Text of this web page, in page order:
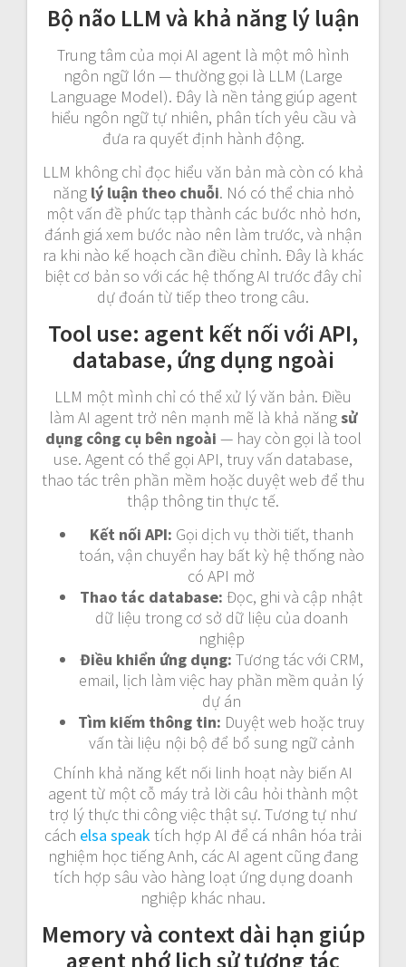
Bộ não LLM và khả năng lý luận
Trung tâm của mọi AI agent là một mô hình
ngôn ngữ lớn — thường gọi là LLM (Large
Language Model). Đây là nền tảng giúp agent
hiểu ngôn ngữ tự nhiên, phân tích yêu cầu và
đưa ra quyết định hành động.
LLM không chỉ đọc hiểu văn bản mà còn có khả
năng lý luận theo chuỗi. Nó có thể chia nhỏ
một vấn đề phức tạp thành các bước nhỏ hơn,
đánh giá xem bước nào nên làm trước, và nhận
ra khi nào kế hoạch cần điều chỉnh. Đây là khác
biệt cơ bản so với các hệ thống AI trước đây chỉ
dự đoán từ tiếp theo trong câu.
Tool use: agent kết nối với API,
database, ứng dụng ngoài
LLM một mình chỉ có thể xử lý văn bản. Điều
làm AI agent trở nên mạnh mẽ là khả năngsử
dụng công cụ bên ngoài — hay còn gọi là tool
use. Agent có thể gọi API, truy vấn database,
thao tác trên phần mềm hoặc duyệt web để thu
thập thông tin thực tế.
Kết nối API: Gọi dịch vụ thời tiết, thanh
toán, vận chuyển hay bất kỳ hệ thống nào
có API mở
Thao tác database: Đọc, ghi và cập nhật
dữ liệu trong cơ sở dữ liệu của doanh
nghiệp
Điều khiển ứng dụng: Tương tác với CRM,
email, lịch làm việc hay phần mềm quản lý
dự án
Tìm kiếm thông tin: Duyệt web hoặc truy
vấn tài liệu nội bộ để bổ sung ngữ cảnh
Chính khả năng kết nối linh hoạt này biến AI
agent từ một cỗ máy trả lời câu hỏi thành một
trợ lý thực thi công việc thật sự. Tương tự như
cách elsa speaktích hợp AI để cá nhân hóa trải
nghiệm học tiếng Anh, các AI agent cũng đang
tích hợp sâu vào hàng loạt ứng dụng doanh
nghiệp khác nhau.
Memory và context dài hạn giúp
agent nhớ lịch sử tương tác